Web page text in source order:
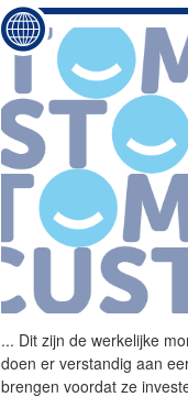
... Dit zijn de werkelijke
doen er verstandig aan
brengen voordat ze